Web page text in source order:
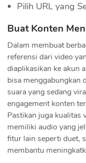
Pilih URL yang
Buat Konten
Dalam membuat
referensi dari video
diaplikasikan ke akun
bisa menggabungkan
suara yang sedang
engagement konten
Pastikan juga kualitas
memiliki audio yang
fitur lain seperti duet,
membantu